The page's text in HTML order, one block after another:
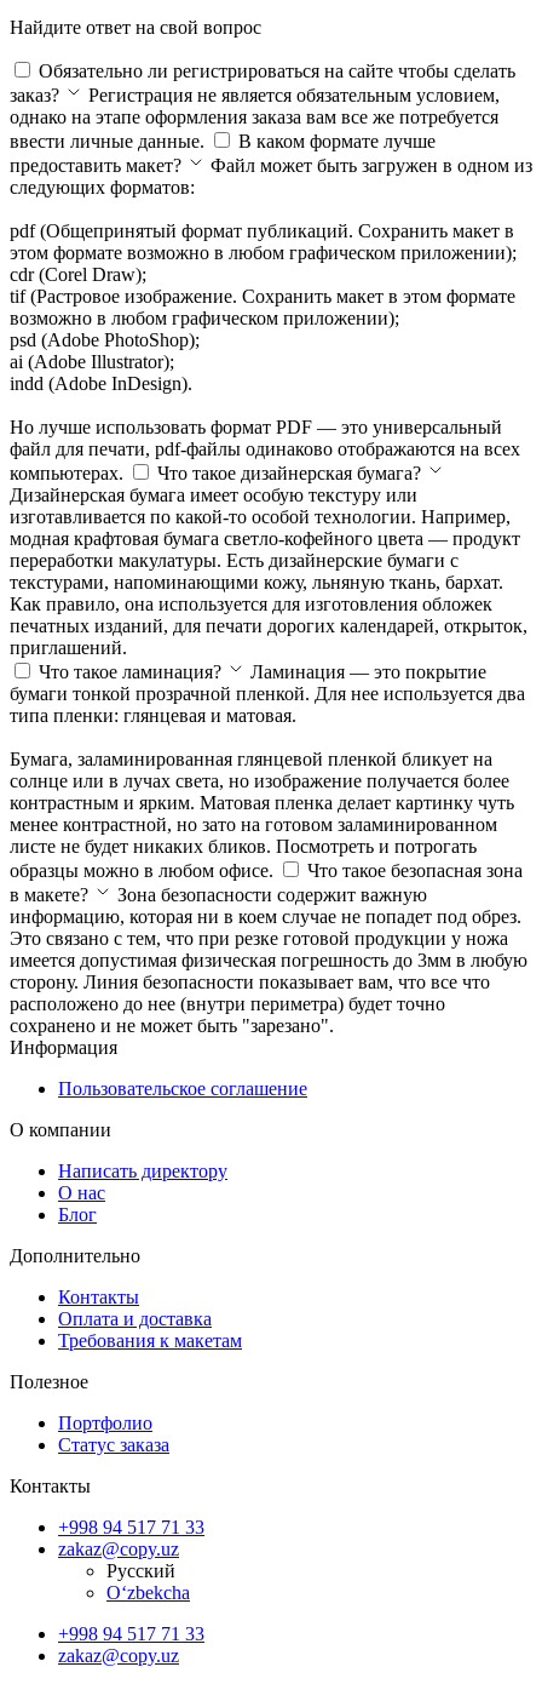
Найдите ответ на свой вопрос
Обязательно ли регистрироваться на сайте чтобы сделать
заказ?
Регистрация не является обязательным условием,
однако на этапе оформления заказа вам все же потребуется
ввести личные данные.
В каком формате лучше
предоставить макет?
Файл может быть загружен в одном из
следующих форматов:
pdf (Общепринятый формат публикаций. Сохранить макет в
этом формате возможно в любом графическом приложении);
cdr (Corel Draw);
tif (Растровое изображение. Сохранить макет в этом формате
возможно в любом графическом приложении);
psd (Adobe PhotoShop);
ai (Adobe Illustrator);
indd (Adobe InDesign).
Но лучше использовать формат PDF — это универсальный
файл для печати, pdf-файлы одинаково отображаются на всех
компьютерах.
Что такое дизайнерская бумага?
Дизайнерская бумага имеет особую текстуру или
изготавливается по какой-то особой технологии. Например,
модная крафтовая бумага светло-кофейного цвета — продукт
переработки макулатуры. Есть дизайнерские бумаги с
текстурами, напоминающими кожу, льняную ткань, бархат.
Как правило, она используется для изготовления обложек
печатных изданий, для печати дорогих календарей, открыток,
приглашений.
Что такое ламинация?
Ламинация — это покрытие
бумаги тонкой прозрачной пленкой. Для нее используется два
типа пленки: глянцевая и матовая.
Бумага, заламинированная глянцевой пленкой бликует на
солнце или в лучах света, но изображение получается более
контрастным и ярким. Матовая пленка делает картинку чуть
менее контрастной, но зато на готовом заламинированном
листе не будет никаких бликов. Посмотреть и потрогать
образцы можно в любом офисе.
Что такое безопасная зона
в макете?
Зона безопасности содержит важную
информацию, которая ни в коем случае не попадет под обрез.
Это связано с тем, что при резке готовой продукции у ножа
имеется допустимая физическая погрешность до 3мм в любую
сторону. Линия безопасности показывает вам, что все что
расположено до нее (внутри периметра) будет точно
сохранено и не может быть "зарезано".
Информация
Пользовательское соглашение
О компании
Написать директору
О нас
Блог
Дополнительно
Контакты
Оплата и доставка
Требования к макетам
Полезное
Портфолио
Статус заказа
Контакты
+998 94 517 71 33
zakaz@copy.uz
Русский
O‘zbekcha
+998 94 517 71 33
zakaz@copy.uz